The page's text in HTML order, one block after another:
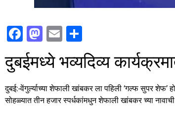
F
a
c
e
b
M
a
st
o
d
E
ai
l
h
ar
e
दुबईमध्ये भव्यदिव्य
दुबई:-वेंगुर्ल्याच्या शेफाली खांबकर ला पहिली ‘गल्फ सुपर शेफ’
सोहळ्यात तीन हजार स्पर्धकांमधुन शेफाली खांबकर च्या